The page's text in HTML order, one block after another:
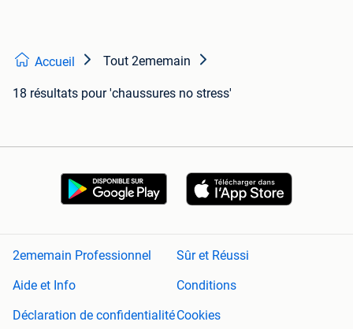
Accueil Tout 2ememain
18 résultats pour 'chaussures no stress'
2ememain Professionnel
Sûr et Réussi
Aide et Info
Conditions
Déclaration de confidentialitéCookies